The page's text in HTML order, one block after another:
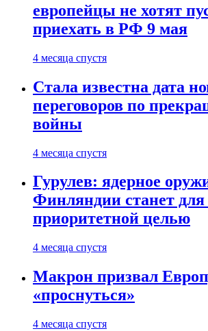
европейцы не хотят
приехать в РФ 9 мая
4 месяца спустя
Стала известна дата
переговоров по
войны
4 месяца спустя
Гурулев: ядерное
Финляндии станет для
приоритетной целью
4 месяца спустя
Макрон призвал
«проснуться»
4 месяца спустя